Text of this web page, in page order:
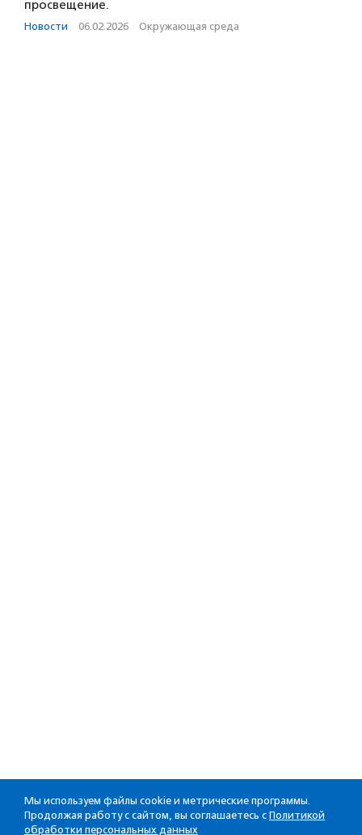
просвещение.
Новости · 06.02.2026 · Окружающая среда
Мы используем файлы cookie и метрические программы.
Продолжая работу с сайтом, вы соглашаетесь с Политикой
обработки персональных данных